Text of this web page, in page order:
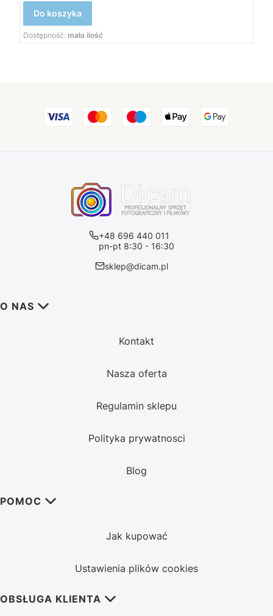
Do koszyka
Dostępność: mała ilość
+48 696 440 011
pn-pt 8:30 - 16:30
sklep@dicam.pl
Linki w stopce
O NAS
Kontakt
Nasza oferta
Regulamin sklepu
Polityka prywatnosci
Blog
POMOC
Jak kupować
Ustawienia plików cookies
OBSŁUGA KLIENTA